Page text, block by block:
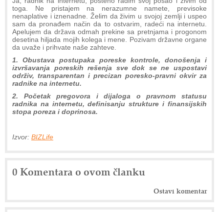
toga. Ne pristajem na nerazumne namete, previsoke
nenaplative i iznenadne. Želim da živim u svojoj zemlji i uspeo
sam da pronađem način da to ostvarim, radeći na internetu.
Apelujem da država odmah prekine sa pretnjama i progonom
desetina hiljada mojih kolega i mene. Pozivam državne organe
da uvaže i prihvate naše zahteve.
1. Obustava postupaka poreske kontrole, donošenja i
izvršavanja poreskih rešenja sve dok se ne uspostavi
održiv, transparentan i precizan poresko-pravni okvir za
radnike na internetu.
2. Početak pregovora i dijaloga o pravnom statusu
radnika na internetu, definisanju strukture i finansijskih
stopa poreza i doprinosa.
Izvor: BIZLife
0 Komentara o ovom članku
Ostavi komentar